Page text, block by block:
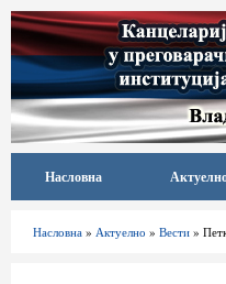
Насловна
Насловна » Актуелно » Вести »